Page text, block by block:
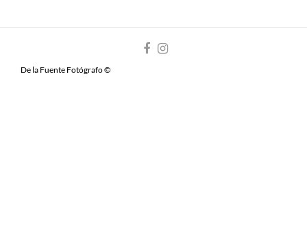
De la Fuente Fotógrafo ©